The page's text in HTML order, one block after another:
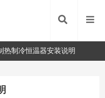
热制冷恒温器安装说明